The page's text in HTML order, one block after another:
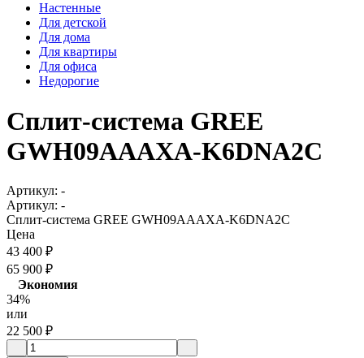
Настенные
Для детской
Для дома
Для квартиры
Для офиса
Недорогие
Сплит-система GREE
GWH09AAAXA-K6DNA2C
Артикул: -
Артикул: -
Сплит-система GREE GWH09AAAXA-K6DNA2C
Цена
43 400 ₽
65 900 ₽
Экономия
34%
или
22 500 ₽